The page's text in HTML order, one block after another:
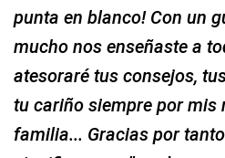
punta en blanco! Con un
mucho nos enseñaste a
atesoraré tus consejos,
tu cariño siempre por mis
familia... Gracias por